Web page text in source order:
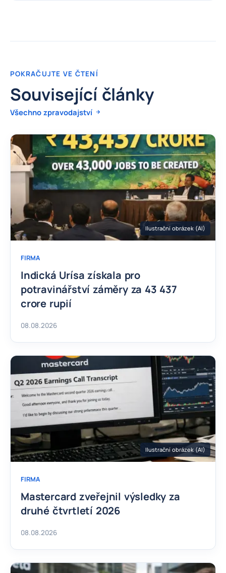
POKRAČUJTE VE ČTENÍ
Související články
Všechno zpravodajství
Ilustrační obrázek (AI)
FIRMA
Indická Urísa získala pro
potravinářství záměry za 43 437
crore rupií
08.08.2026
Ilustrační obrázek (AI)
FIRMA
Mastercard zveřejnil výsledky za
druhé čtvrtletí 2026
08.08.2026